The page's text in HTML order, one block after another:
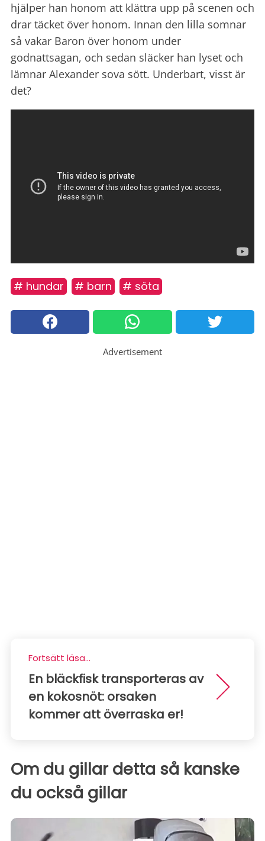
hjälper han honom att klättra upp på scenen och
drar täcket över honom. Innan den lilla somnar
så vakar Baron över honom under
godnattsagan, och sedan släcker han lyset och
lämnar Alexander sova sött. Underbart, visst är
det?
# hundar # barn # söta
Advertisement
Fortsätt läsa...
En bläckfisk transporteras av
en kokosnöt: orsaken
kommer att överraska er!
Om du gillar detta så kanske
du också gillar